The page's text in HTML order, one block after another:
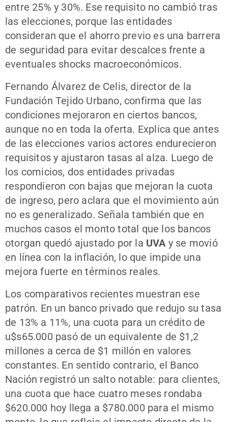
entre 25% y 30%. Ese requisito no cambió tras
las elecciones, porque las entidades
consideran que el ahorro previo es una barrera
de seguridad para evitar descalces frente a
eventuales shocks macroeconómicos.
Fernando Álvarez de Celis, director de la
Fundación Tejido Urbano, confirma que las
condiciones mejoraron en ciertos bancos,
aunque no en toda la oferta. Explica que antes
de las elecciones varios actores endurecieron
requisitos y ajustaron tasas al alza. Luego de
los comicios, dos entidades privadas
respondieron con bajas que mejoran la cuota
de ingreso, pero aclara que el movimiento aún
no es generalizado. Señala también que en
muchos casos el monto total que los bancos
otorgan quedó ajustado por la UVA y se movió
en línea con la inflación, lo que impide una
mejora fuerte en términos reales.
Los comparativos recientes muestran ese
patrón. En un banco privado que redujo su tasa
de 13% a 11%, una cuota para un crédito de
u$s65.000 pasó de un equivalente de $1,2
millones a cerca de $1 millón en valores
constantes. En sentido contrario, el Banco
Nación registró un salto notable: para clientes,
una cuota que hace cuatro meses rondaba
$620.000 hoy llega a $780.000 para el mismo